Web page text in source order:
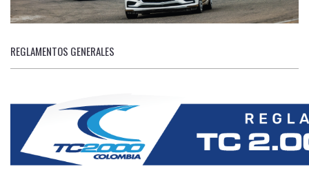
REGLAMENTOS GENERALES